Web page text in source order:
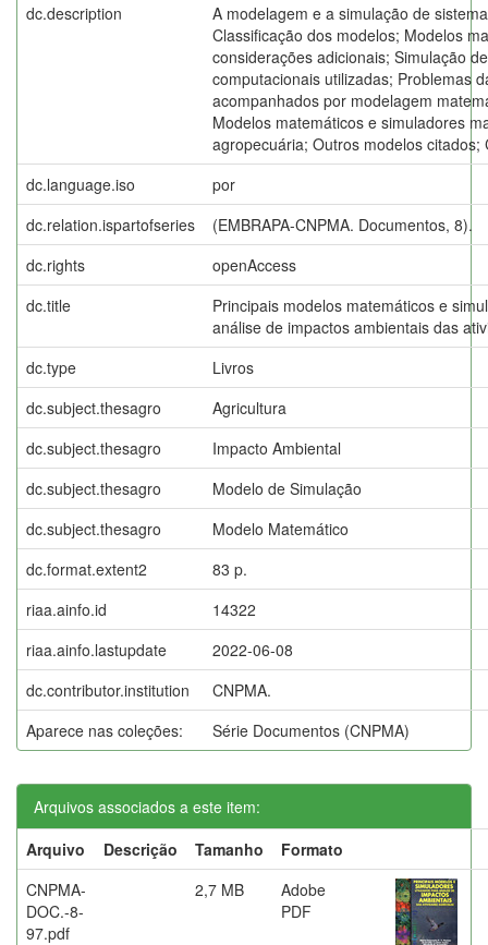
dc.description
A modelagem e a simulação de
Classificação dos modelos; Modelos
considerações adicionais; Simulação
computacionais utilizadas; Problemas
acompanhados por modelagem
Modelos matemáticos e simuladores
agropecuária; Outros modelos citados;
dc.language.iso
por
dc.relation.ispartofseries
(EMBRAPA-CNPMA. Documentos, 8).
dc.rights
openAccess
dc.title
Principais modelos matemáticos e
análise de impactos ambientais das
dc.type
Livros
dc.subject.thesagro
Agricultura
dc.subject.thesagro
Impacto Ambiental
dc.subject.thesagro
Modelo de Simulação
dc.subject.thesagro
Modelo Matemático
dc.format.extent2
83 p.
riaa.ainfo.id
14322
riaa.ainfo.lastupdate
2022-06-08
dc.contributor.institution
CNPMA.
Aparece nas coleções:
Série Documentos (CNPMA)
Arquivos associados a este item:
Arquivo
Descrição Tamanho
Formato
CNPMA-
DOC.-8-
97.pdf
2,7 MB
Adobe
PDF